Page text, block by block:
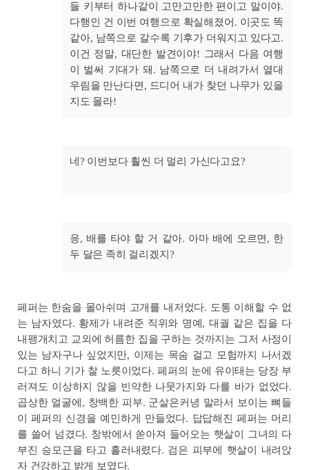
들 키부터 하나같이 고만고만한 편이고 말이야.
다행인 건 이번 여행으로 확실해졌어. 이곳도 똑
같아, 남쪽으로 갈수록 기후가 더워지고 있다고.
이건 정말, 대단한 발견이야! 그래서 다음 여행
이 벌써 기대가 돼. 남쪽으로 더 내려가서 열대
우림을 만난다면, 드디어 내가 찾던 나무가 있을
지도 몰라!
네? 이번보다 훨씬 더 멀리 가신다고요?
응, 배를 타야 할 거 같아. 아마 배에 오르면, 한
두 달은 족히 걸리겠지?
페퍼는 한숨을 몰아쉬며 고개를 내저었다. 도통 이해할 수 없
는 남자였다. 황제가 내려준 직위와 명예, 대궐 같은 집을 다
내팽개치고 교외에 허름한 집을 구하는 것까지는 그저 사정이
있는 남자구나 싶었지만, 이제는 목숨 걸고 모험까지 나서겠
다고 하니 기가 찰 노릇이었다. 페퍼의 눈에 유이태는 당장 부
러져도 이상하지 않을 빈약한 나뭇가지와 다를 바가 없었다.
곱상한 얼굴에, 창백한 피부. 군살은커녕 말라서 보이는 뼈들
이 페퍼의 신경을 예민하게 만들었다. 답답해진 페퍼는 머리
를 쓸어 넘겼다. 창밖에서 쏟아져 들어오는 햇살이 그녀의 다
부진 승모근을 타고 흘러내렸다. 검은 피부에 햇살이 내려앉
자 건강하고 밝게 보였다.